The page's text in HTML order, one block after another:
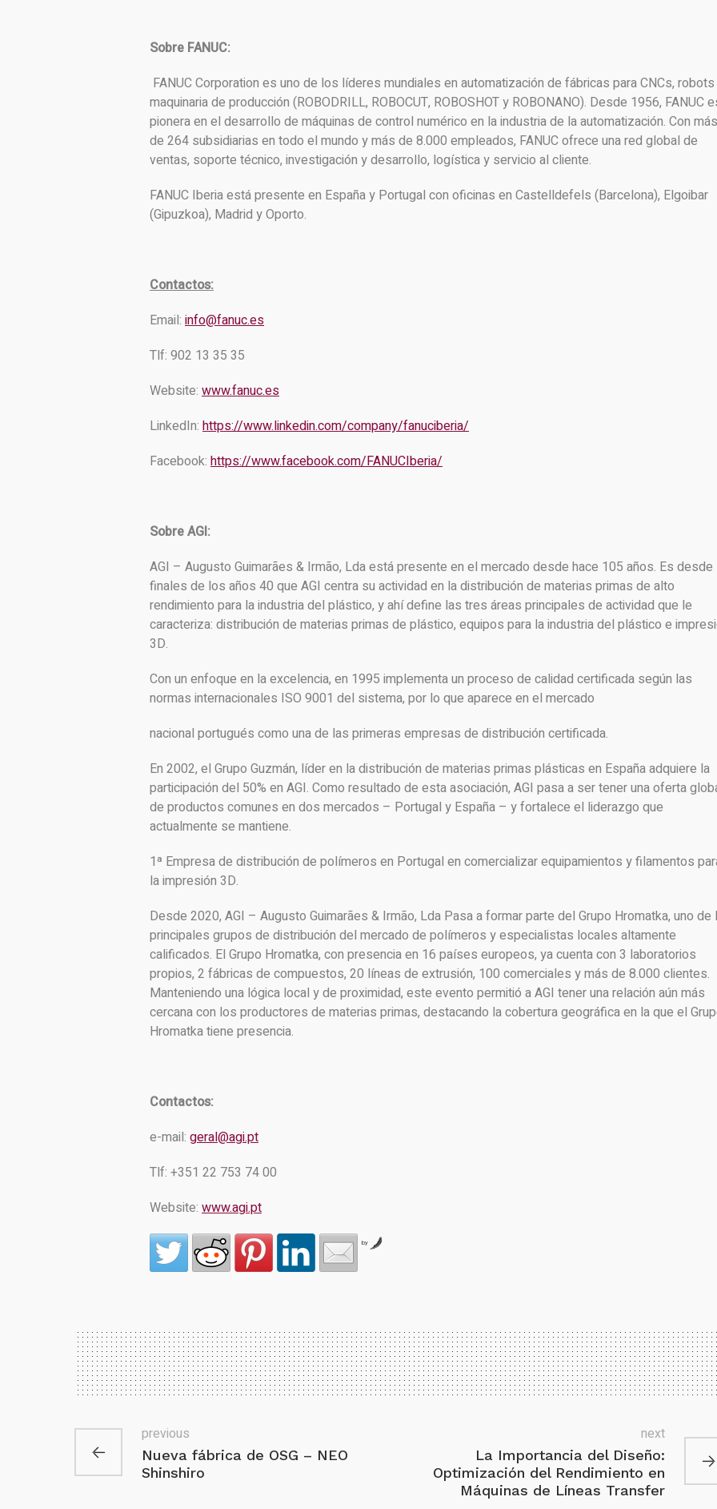
Sobre FANUC:
FANUC Corporation es uno de los líderes mundiales en automatización de fábricas para CNCs,
maquinaria de producción (ROBODRILL, ROBOCUT, ROBOSHOT y ROBONANO). Desde 1956, FANUC
pionera en el desarrollo de máquinas de control numérico en la industria de la automatización. Con más
de 264 subsidiarias en todo el mundo y más de 8.000 empleados, FANUC ofrece una red global de
ventas, soporte técnico, investigación y desarrollo, logística y servicio al cliente.
FANUC Iberia está presente en España y Portugal con oficinas en Castelldefels (Barcelona), Elgoibar
(Gipuzkoa), Madrid y Oporto.
Contactos:
Email: info@fanuc.es
Tlf: 902 13 35 35
Website: www.fanuc.es
LinkedIn: https://www.linkedin.com/company/fanuciberia/
Facebook: https://www.facebook.com/FANUCIberia/
Sobre AGI:
AGI – Augusto Guimarães & Irmão, Lda está presente en el mercado desde hace 105 años. Es desde
finales de los años 40 que AGI centra su actividad en la distribución de materias primas de alto
rendimiento para la industria del plástico, y ahí define las tres áreas principales de actividad que le
caracteriza: distribución de materias primas de plástico, equipos para la industria del plástico e
3D.
Con un enfoque en la excelencia, en 1995 implementa un proceso de calidad certificada según las
normas internacionales ISO 9001 del sistema, por lo que aparece en el mercado
nacional portugués como una de las primeras empresas de distribución certificada.
En 2002, el Grupo Guzmán, líder en la distribución de materias primas plásticas en España adquiere la
participación del 50% en AGI. Como resultado de esta asociación, AGI pasa a ser tener una oferta
de productos comunes en dos mercados – Portugal y España – y fortalece el liderazgo que
actualmente se mantiene.
1ª Empresa de distribución de polímeros en Portugal en comercializar equipamientos y filamentos
la impresión 3D.
Desde 2020, AGI – Augusto Guimarães & Irmão, Lda Pasa a formar parte del Grupo Hromatka, uno de
principales grupos de distribución del mercado de polímeros y especialistas locales altamente
calificados. El Grupo Hromatka, con presencia en 16 países europeos, ya cuenta con 3 laboratorios
propios, 2 fábricas de compuestos, 20 líneas de extrusión, 100 comerciales y más de 8.000 clientes.
Manteniendo una lógica local y de proximidad, este evento permitió a AGI tener una relación aún más
cercana con los productores de materias primas, destacando la cobertura geográfica en la que el
Hromatka tiene presencia.
Contactos:
e-mail: geral@agi.pt
Tlf: +351 22 753 74 00
Website: www.agi.pt
by
Nueva fábrica de OSG – NEO
Shinshiro
previous
La Importancia del Diseño:
Optimización del Rendimiento en
Máquinas de Líneas Transfer
next